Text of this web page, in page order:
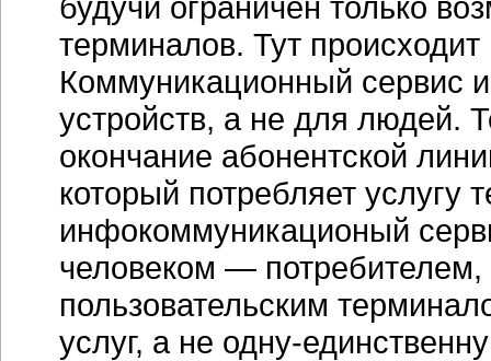
терминалов. Тут
Коммуникационный сервис
устройств, а не для людей.
окончание абонентской
который потребляет услугу
инфокоммуникационый
человеком —
пользовательским
услуг, а не одну-